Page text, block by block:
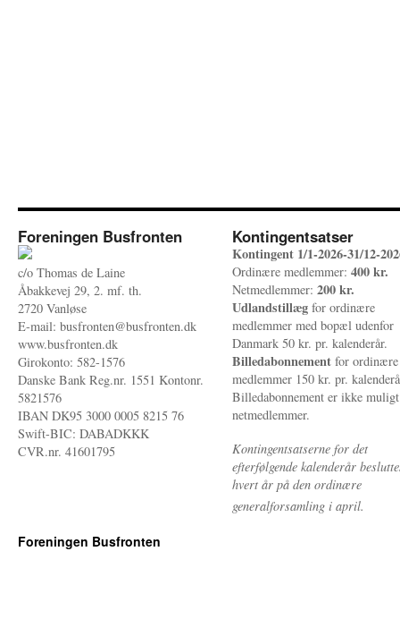
Foreningen Busfronten
c/o Thomas de Laine
Åbakkevej 29, 2. mf. th.
2720 Vanløse
E-mail: busfronten@busfronten.dk
www.busfronten.dk
Girokonto: 582-1576
Danske Bank Reg.nr. 1551 Kontonr.
5821576
IBAN DK95 3000 0005 8215 76
Swift-BIC: DABADKKK
CVR.nr. 41601795
Kontingentsatser
Kontingent 1/1-2026-31/12-
Ordinære medlemmer: 400 kr.
Netmedlemmer: 200 kr.
Udlandstillæg for ordinære
medlemmer med bopæl udenfor
Danmark 50 kr. pr. kalenderår.
Billedabonnement for ordinære
medlemmer 150 kr. pr.
Billedabonnement er ikke
netmedlemmer.
Kontingentsatserne for det
efterfølgende kalenderår
hvert år på den ordinære
generalforsamling i april.
Foreningen Busfronten